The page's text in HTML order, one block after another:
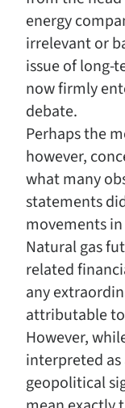
energy
irrelevant or
issue of long-
now firmly
debate.
Perhaps the
however,
what many
statements
movements
Natural gas
related
any
attributable
However,
interpreted as
geopolitical